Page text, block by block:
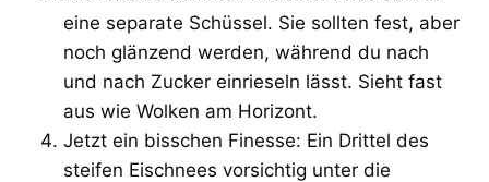
eine separate Schüssel. Sie sollten fest, aber
noch glänzend werden, während du nach
und nach Zucker einrieseln lässt. Sieht fast
aus wie Wolken am Horizont.
Jetzt ein bisschen Finesse: Ein Drittel des
steifen Eischnees vorsichtig unter die